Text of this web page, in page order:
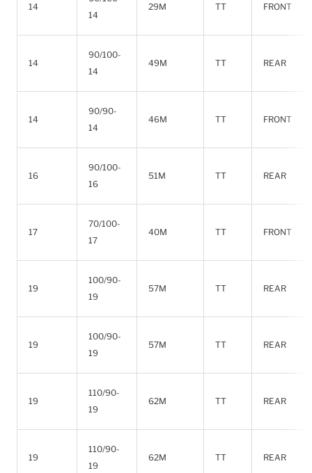
14
14
29M TT FRONT
14
90/100-
14
49M TT REAR
14
90/90-
14
46M TT FRONT
16
90/100-
16
51M TT REAR
17
70/100-
17
40M TT FRONT
19
100/90-
19
57M TT REAR
19
100/90-
19
57M TT REAR
19
110/90-
19
62M TT REAR
19
110/90-
19
62M TT REAR